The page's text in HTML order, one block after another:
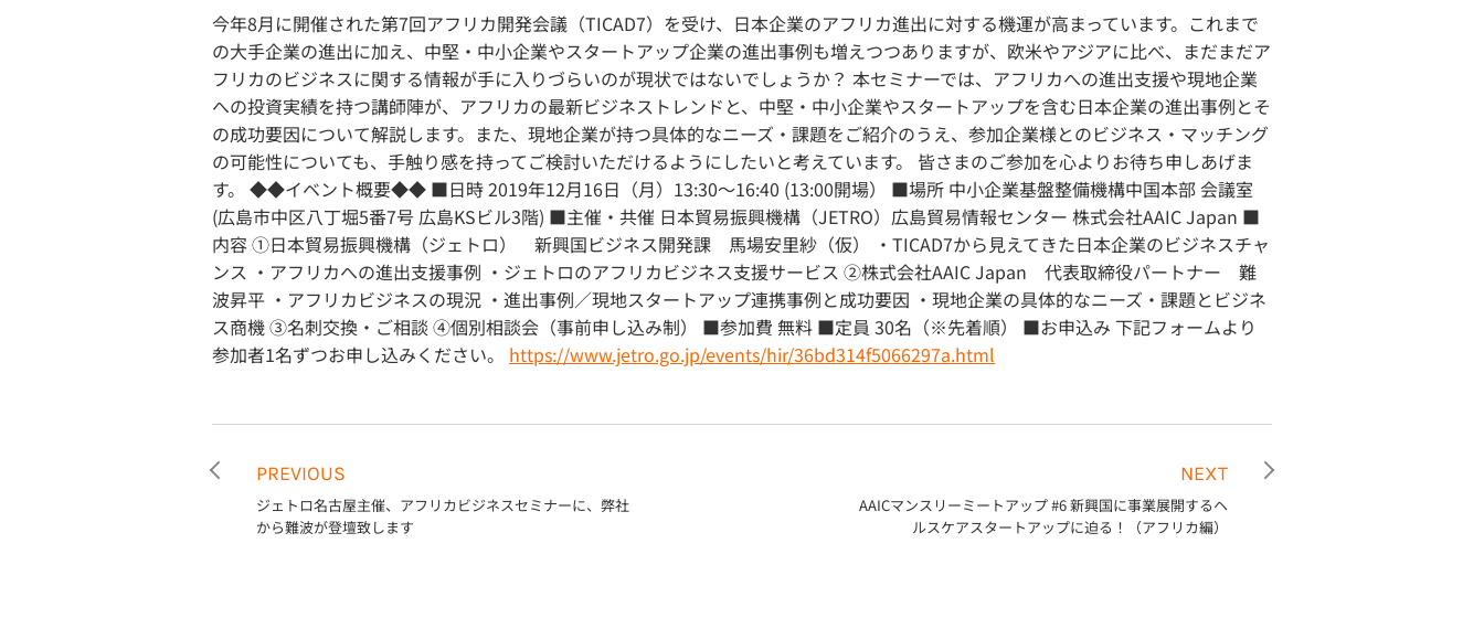
今年8月に開催された第7回アフリカ開発会議（TICAD7）を受け、日本企業のアフリカ進出に対する機運が高まっています。これまで
の大手企業の進出に加え、中堅・中小企業やスタートアップ企業の進出事例も増えつつありますが、欧米やアジアに比べ、まだまだア
フリカのビジネスに関する情報が手に入りづらいのが現状ではないでしょうか？ 本セミナーでは、アフリカへの進出支援や現地企業
への投資実績を持つ講師陣が、アフリカの最新ビジネストレンドと、中堅・中小企業やスタートアップを含む日本企業の進出事例とそ
の成功要因について解説します。また、現地企業が持つ具体的なニーズ・課題をご紹介のうえ、参加企業様とのビジネス・マッチング
の可能性についても、手触り感を持ってご検討いただけるようにしたいと考えています。 皆さまのご参加を心よりお待ち申しあげま
す。 ◆◆イベント概要◆◆ ■日時 2019年12月16日（月）13:30～16:40 (13:00開場） ■場所 中小企業基盤整備機構中国本部 会議室
(広島市中区八丁堀5番7号 広島KSビル3階) ■主催・共催 日本貿易振興機構（JETRO）広島貿易情報センター 株式会社AAIC Japan ■
内容 ①日本貿易振興機構（ジェトロ） 新興国ビジネス開発課 馬場安里紗（仮） ・TICAD7から見えてきた日本企業のビジネスチャ
ンス ・アフリカへの進出支援事例 ・ジェトロのアフリカビジネス支援サービス ②株式会社AAIC Japan 代表取締役パートナー 難
波昇平 ・アフリカビジネスの現況 ・進出事例／現地スタートアップ連携事例と成功要因 ・現地企業の具体的なニーズ・課題とビジネ
ス商機 ③名刺交換・ご相談 ④個別相談会（事前申し込み制） ■参加費 無料 ■定員 30名（※先着順） ■お申込み 下記フォームより
参加者1名ずつお申し込みください。 https://www.jetro.go.jp/events/hir/36bd314f5066297a.html
PREVIOUS
ジェトロ名古屋主催、アフリカビジネスセミナーに、弊社
から難波が登壇致します
NEXT
AAICマンスリーミートアップ #6 新興国に事業展開するヘ
ルスケアスタートアップに迫る！（アフリカ編）